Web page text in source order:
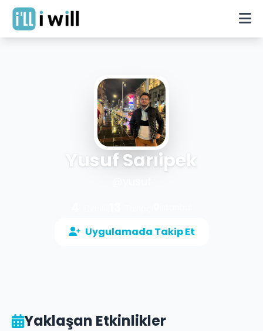
Yusuf Sarıipek
Uygulamada Takip Et
Yaklaşan Etkinlikler